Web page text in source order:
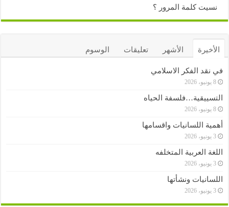
نسيت كلمة المرور ؟
الأخيرة الأشهر تعليقات الوسوم
في نقد الفكر الاسلامي
8 يونيو، 2026
التسييقية…فلسفة الحياه
8 يونيو، 2026
أهمية اللسانيات واقسامها
3 يونيو، 2026
اللغة العربية المتخلفه
3 يونيو، 2026
اللسانيات ونشأتها
3 يونيو، 2026